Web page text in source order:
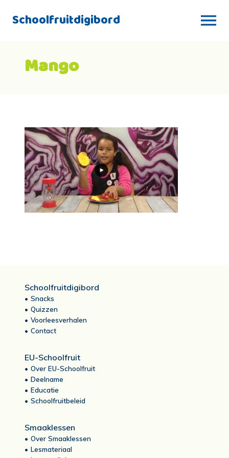
Schoolfruitdigibord
Mango
Schoolfruitdigibord
Snacks
Quizzen
Voorleesverhalen
Contact
EU-Schoolfruit
Over EU-Schoolfruit
Deelname
Educatie
Schoolfruitbeleid
Smaaklessen
Over Smaaklessen
Lesmateriaal